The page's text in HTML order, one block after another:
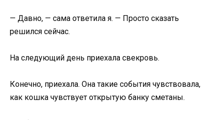
— Давно, — сама ответила я. — Просто сказать
решился сейчас.
На следующий день приехала свекровь.
Конечно, приехала. Она такие события чувствовала,
как кошка чувствует открытую банку сметаны.